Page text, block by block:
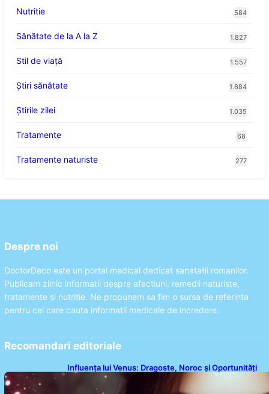
Nutritie 584
Sănătate de la A la Z 1.827
Stil de viaţă 1.557
Ştiri sănătate 1.684
Știrile zilei 1.035
Tratamente 68
Tratamente naturiste 277
Despre noi
DoctorDeco este un portal medical dedicat sanatatii romanilor.
Publicam zilnic informatii despre afectiuni, remedii naturiste,
tratamente si nutritie. Ne propunem sa fim o sursa de referinta
pentru cei care cauta informatii medicale de incredere.
Recomandari editoriale
Influența lui Venus: Dragoste, Noroc și Oportunități
pentru Tauri și Balanțe în Weekendul 8-9 August